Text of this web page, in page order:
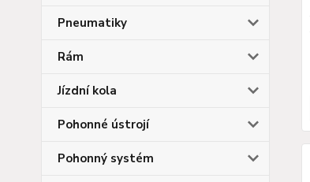
Pneumatiky
Rám
Jízdní kola
Pohonné ústrojí
Pohonný systém